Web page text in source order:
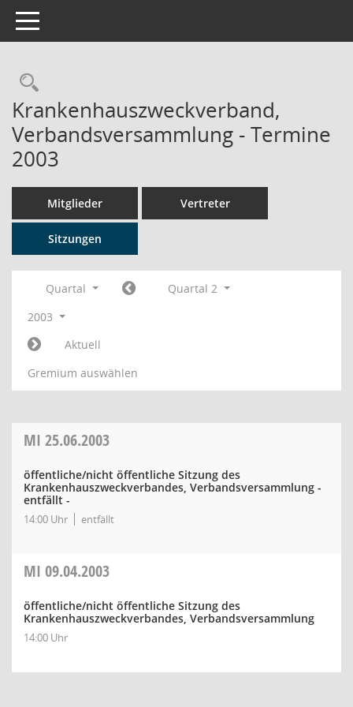
Toggle navigation
Rechercheauswahl
Krankenhauszweckverband,
Verbandsversammlung - Termine
2003
Mitglieder Vertreter
Sitzungen
Quartal
Quartal 2
2003
Aktuell
Gremium auswählen
MI 25.06.2003
öffentliche/nicht öffentliche Sitzung des
Krankenhauszweckverbandes, Verbandsversammlung -
entfällt -
14:00 Uhr entfällt
MI 09.04.2003
öffentliche/nicht öffentliche Sitzung des
Krankenhauszweckverbandes, Verbandsversammlung
14:00 Uhr